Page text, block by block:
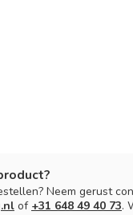
Neem gerust
of +31 648 49 40 73.